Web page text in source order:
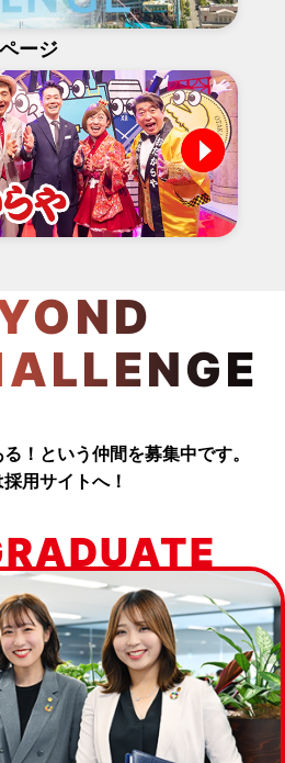
ージ
！という仲間を募集中です。
用サイトへ！